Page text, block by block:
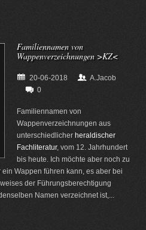
Familiennamen von
Wappenverzeichnungen >KZ<
20-06-2018
A.Jacob
0
Familiennamen von
Wappenverzeichnungen aus
unterschiedlicher heraldischer
Fachliteratur, vom 12. Jahrhundert
bis heute. Ich möchte aber noch zu
Wappen führen kann, es aber bei
der Führungsberechtigung
Namen verzeichnet ist,...